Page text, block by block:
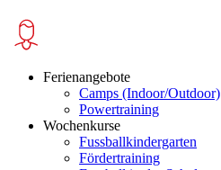
Ferienangebote
Camps (Indoor/Outdoor)
Powertraining
Wochenkurse
Fussballkindergarten
Fördertraining